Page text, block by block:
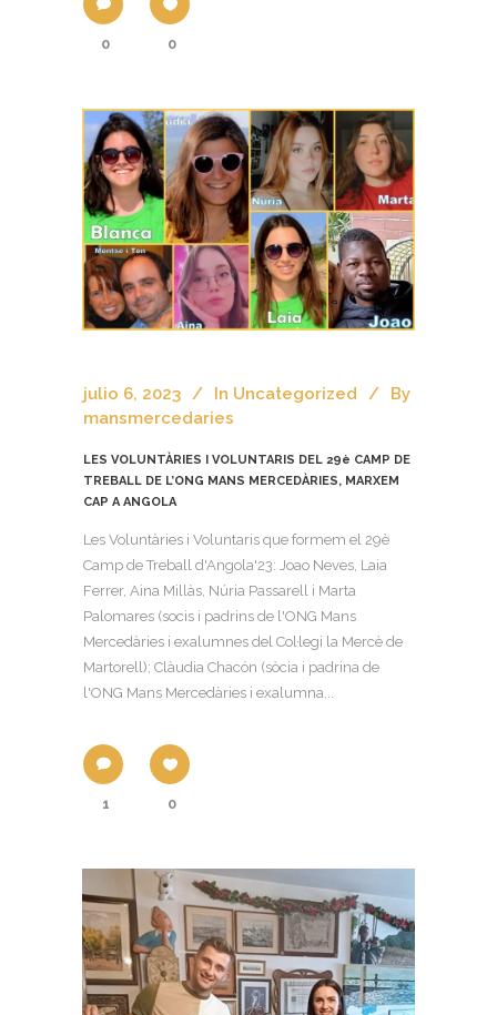
0 0
julio 6, 2023 In Uncategorized
By
mansmercedaries
LES VOLUNTÀRIES I VOLUNTARIS DEL 29è CAMP DE
TREBALL DE L’ONG MANS MERCEDÀRIES, MARXEM
CAP A ANGOLA
Les Voluntàries i Voluntaris que formem el 29è
Camp de Treball d'Angola'23: Joao Neves, Laia
Ferrer, Aina Millàs, Núria Passarell i Marta
Palomares (socis i padrins de l'ONG Mans
Mercedàries i exalumnes del Col·legi la Mercè de
Martorell); Clàudia Chacón (sòcia i padrina de
l'ONG Mans Mercedàries i exalumna...
1 0